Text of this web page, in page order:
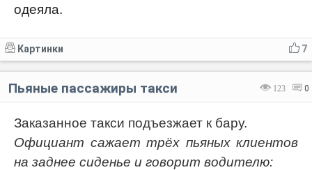
одеяла.
7
Картинки
123 0
Пьяные пассажиры такси
Заказанное такси подъезжает к бару.
Официант сажает трёх пьяных клиентов
на заднее сиденье и говорит водителю: